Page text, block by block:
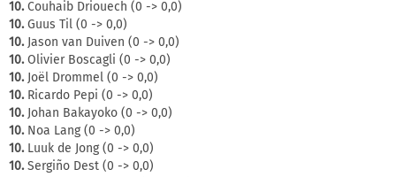
10.Couhaib Driouech (0 -> 0,0)
10.Guus Til (0 -> 0,0)
10.Jason van Duiven (0 -> 0,0)
10.Olivier Boscagli (0 -> 0,0)
10.Joël Drommel (0 -> 0,0)
10.Ricardo Pepi (0 -> 0,0)
10.Johan Bakayoko (0 -> 0,0)
10.Noa Lang (0 -> 0,0)
10.Luuk de Jong (0 -> 0,0)
10.Sergiño Dest (0 -> 0,0)